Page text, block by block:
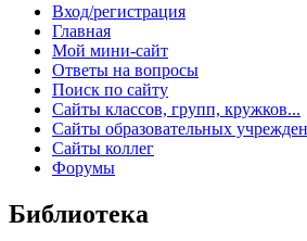
Вход/регистрация
Главная
Мой мини-сайт
Ответы на вопросы
Поиск по сайту
Сайты классов, групп, кружков...
Сайты образовательных
Сайты коллег
Форумы
Библиотека